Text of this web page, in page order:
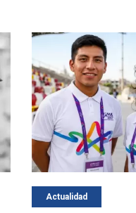
Actualidad